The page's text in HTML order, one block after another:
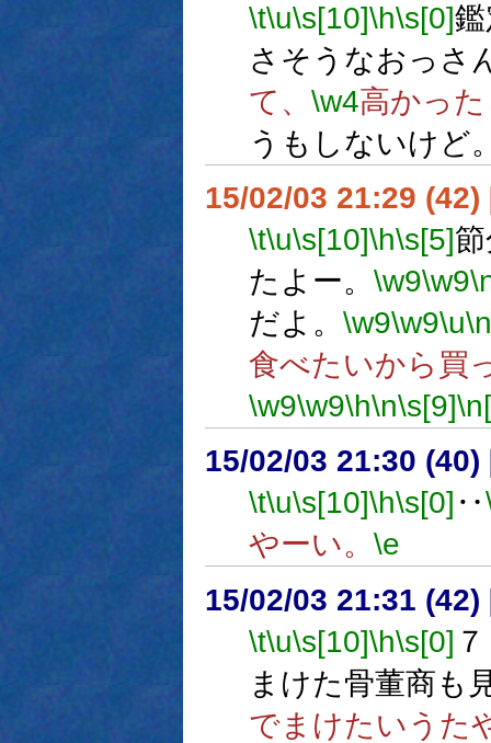
\t\u\s[10]\h\s[0]
さそうなおっさ
て、 \w4高かっ
うもしないけど
15/02/03 21:29 (42)
\t\u\s[10]\h\s[5]
たよー。 \w9\w9
だよ。 \w9\w9\u\n
食べたいから買
\w9\w9\h\n\s[9]
15/02/03 21:30 (40)
\t\u\s[10]\h\s[0] ‥
やーい。 \e
15/02/03 21:31 (42)
\t\u\s[10]\h\s[0]
まけた骨董商も
でまけたいうた